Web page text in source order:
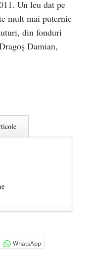
Un leu dat pe
mult mai puternic
din fonduri
Damian,
WhatsApp